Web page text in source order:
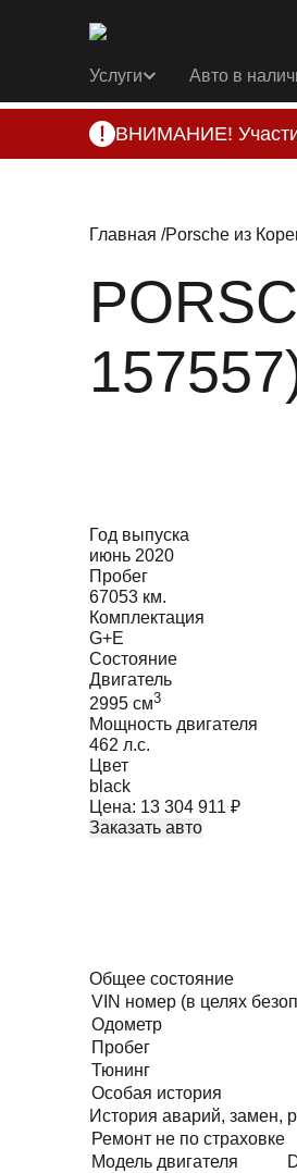
Услуги Авто в
ВНИМАНИЕ!
Главная Porsche из
Год выпуска
июнь 2020
Пробег
67053 км.
Комплектация
G+E
Состояние
Двигатель
2995 cм3
Мощность двигателя
462 л.с.
Цвет
black
Цена: 13 304 911 ₽
Заказать авто
Общее состояние
VIN номер (в целях
Одометр
Пробег
Тюнинг
Особая история
История аварий, замен,
Ремонт не по страховке
Модель двигателя